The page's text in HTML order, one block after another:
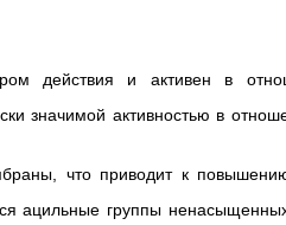
действия и активен в
значимой активностью в
что приводит к
ацильные группы